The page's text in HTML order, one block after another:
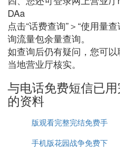
DAa
点击“话费查询”＞“使用量
询流量包余量查询。
如查询后仍有疑问，您可
当地营业厅核实。
与电话免费短信已
的资料
版观看完整完结免费手
机在线
手机版花园战争免费下